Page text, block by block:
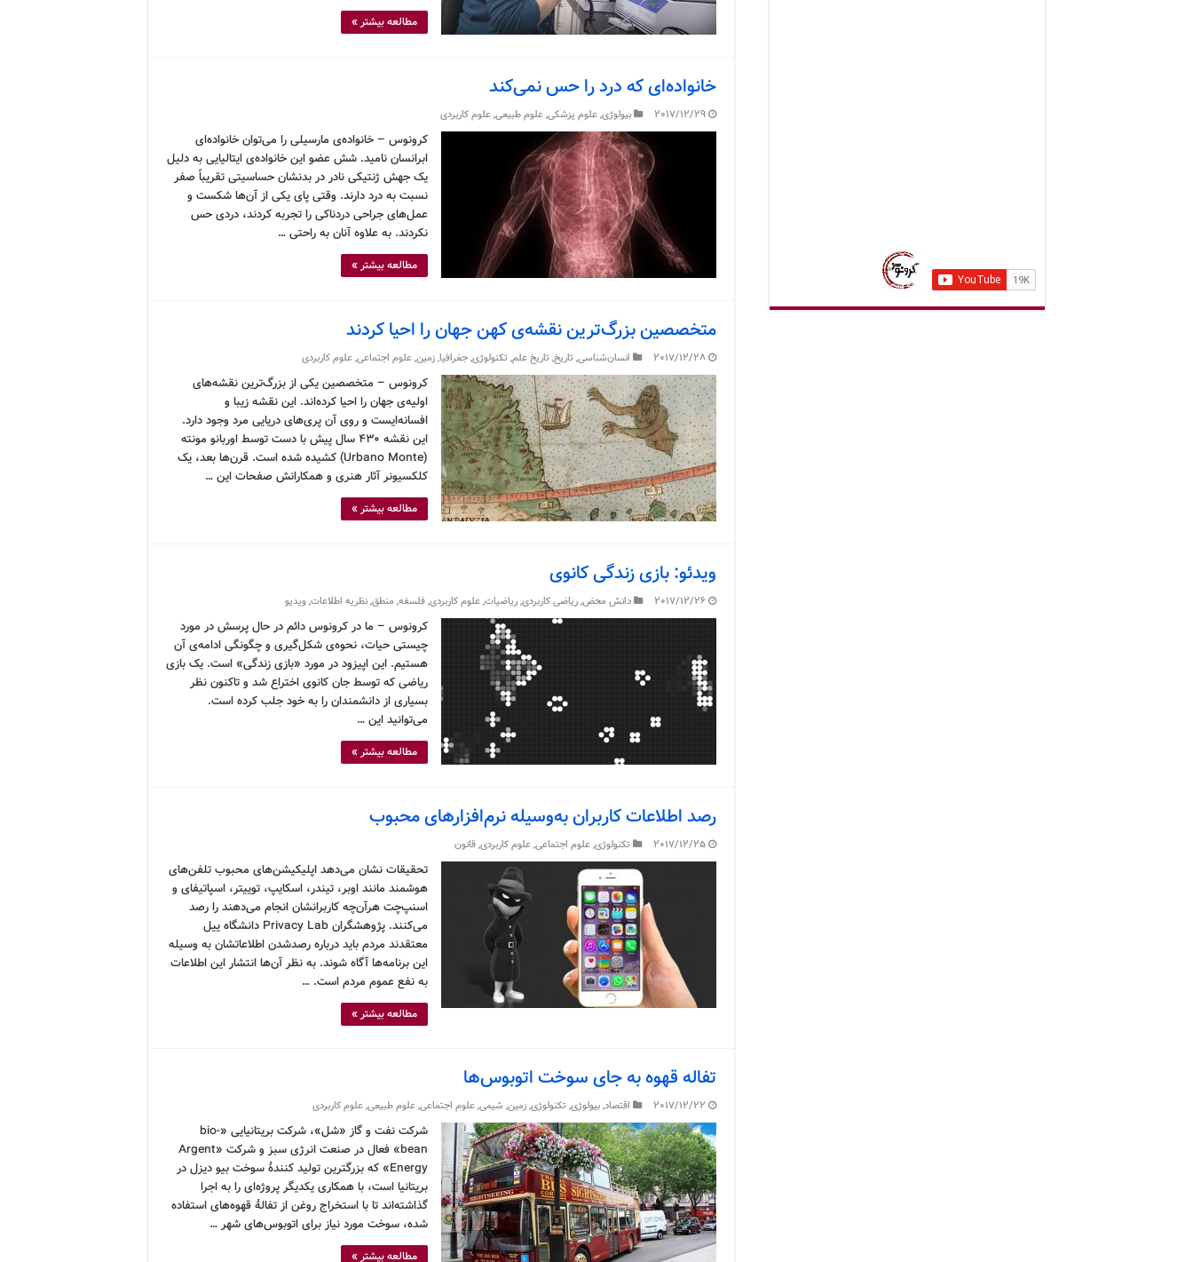
مطالعه بیشتر »
خانواده‌ای که درد را حس نمی‌کند
2017/12/29 بیولوژی,علوم پزشکی,علوم طبیعی,علوم کاربردی
کرونوس – خانواده‌ی مارسیلی را می‌توان خانواده‌ای
ابرانسان نامید. شش عضو این خانواده‌ی ایتالیایی به دلیل
یک جهش ژنتیکی نادر در بدنشان حساسیتی تقریباً صفر
نسبت به درد دارند. وقتی پای یکی از آن‌ها شکست و
عمل‌های جراحی دردناکی را تجربه کردند، دردی حس
نکردند. به علاوه آنان به راحتی …
مطالعه بیشتر »
متخصصین بزرگ‌ترین نقشه‌ی کهن جهان را احیا کردند
2017/12/28 انسان‌شناسی, تاریخ, تاریخ علم, تکنولوژی,جغرافیا,زمین,علوم اجتماعی,علوم کاربردی
کرونوس – متخصصین یکی از بزرگ‌ترین نقشه‌های
اولیه‌ی جهان را احیا کرده‌اند. این نقشه زیبا و
افسانه‌ایست و روی آن پری‌های دریایی مرد وجود دارد.
این نقشه ۴۳۰ سال پیش با دست توسط اوربانو مونته
(Urbano Monte) کشیده شده است. قرن‌ها بعد، یک
کلکسیونر آثار هنری و همکارانش صفحات این …
مطالعه بیشتر »
ویدئو: بازی زندگی کانوی
2017/12/26 دانش محض,ریاضی کاربردی,ریاضیات,علوم کاربردی,فلسفه, منطق,نظریه اطلاعات,ویدیو
کرونوس – ما در کرونوس دائم در حال پرسش در مورد
چیستی حیات، نحوه‌ی شکل‌گیری و چگونگی ادامه‌ی آن
هستیم. این اپیزود در مورد «بازی زندگی» است. یک بازی
ریاضی که توسط جان کانوی اختراع شد و تاکنون نظر
بسیاری از دانشمندان را به خود جلب کرده است.
می‌توانید این …
مطالعه بیشتر »
رصد اطلاعات کاربران به‌وسیله نرم‌افزارهای محبوب
2017/12/25 تکنولوژی,علوم اجتماعی,علوم کاربردی,قانون
تحقیقات نشان می‌دهد اپلیکیشن‌های محبوب تلفن‌های
هوشمند مانند اوبر، تیندر، اسکایپ، توییتر، اسپاتیفای و
اسنپ‌چت هرآن‌چه کاربرانشان انجام می‌دهند را رصد
می‌کنند. پژوهشگران Privacy Lab دانشگاه ییل
معتقدند مردم باید درباره رصدشدن اطلاعاتشان به وسیله
این برنامه‌ها آگاه شوند. به نظر آن‌ها انتشار این اطلاعات
به نفع عموم مردم است. …
مطالعه بیشتر »
تفاله قهوه به جای سوخت اتوبوس‌ها
2017/12/22 اقتصاد,بیولوژی, تکنولوژی,زمین, شیمی,علوم اجتماعی,علوم طبیعی,علوم کاربردی
شرکت نفت و گاز «شل»، شرکت بریتانیایی «bio-
bean» فعال در صنعت انرژی سبز و شرکت «Argent
Energy» که بزرگترین تولید کنندۀ سوخت بیو‌ دیزل در
بریتانیا است، با همکاری یکدیگر پروژه‌ای را به اجرا
گذاشته‌اند تا با استخراج روغن از تفالۀ قهوه‌های استفاده
شده، سوخت مورد نیاز برای اتوبوس‌های شهر …
مطالعه بیشتر »